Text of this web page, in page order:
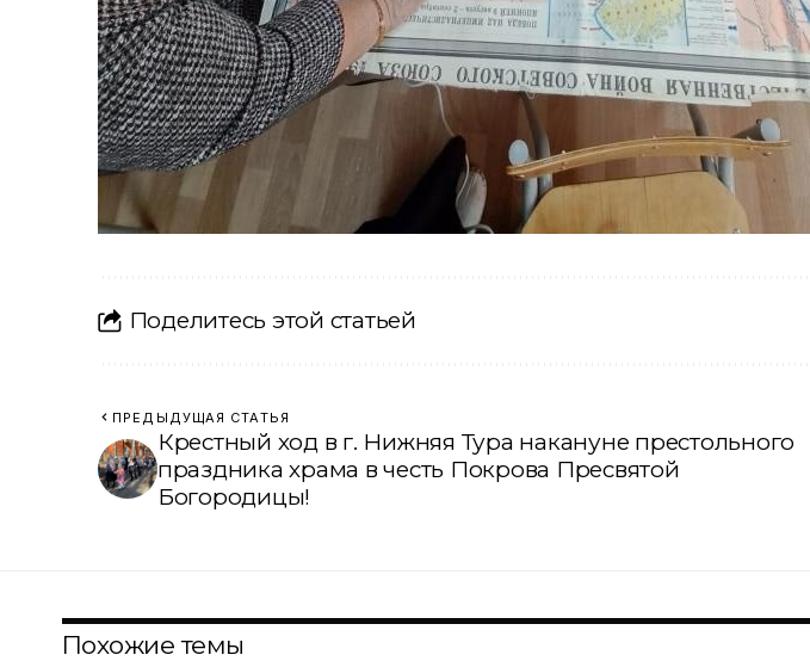
Поделитесь этой статьей
ПРЕДЫДУЩАЯ СТАТЬЯ
Крестный ход в г. Нижняя Тура накануне престольного
праздника храма в честь Покрова Пресвятой
Богородицы!
Похожие темы